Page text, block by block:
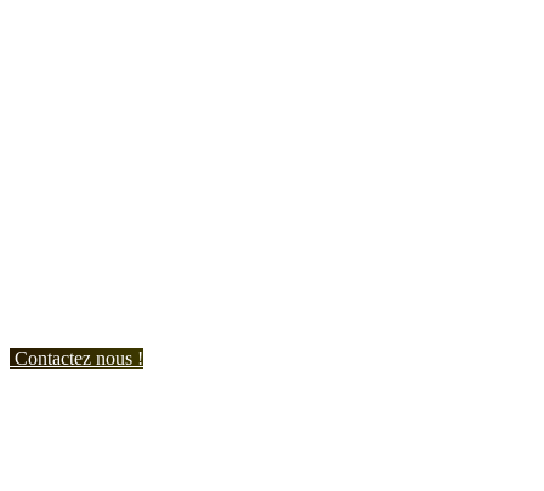
Contactez nous !